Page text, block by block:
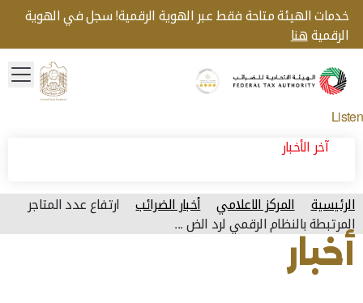
خدمات الهيئة متاحة فقط عبر الهوية الرقمية! سجل في الهوية
الرقميةهنا
Logo
Gold star Logo
Listen
آخر الأخبار
الرئيسية المركز الاعلامي أخبار الضرائب ارتفاع عدد المتاجر
المرتبطة بالنظام الرقمي لرد الض ...
أخبار